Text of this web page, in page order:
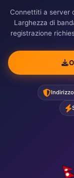
Connettiti a server
Larghezza di
registrazione